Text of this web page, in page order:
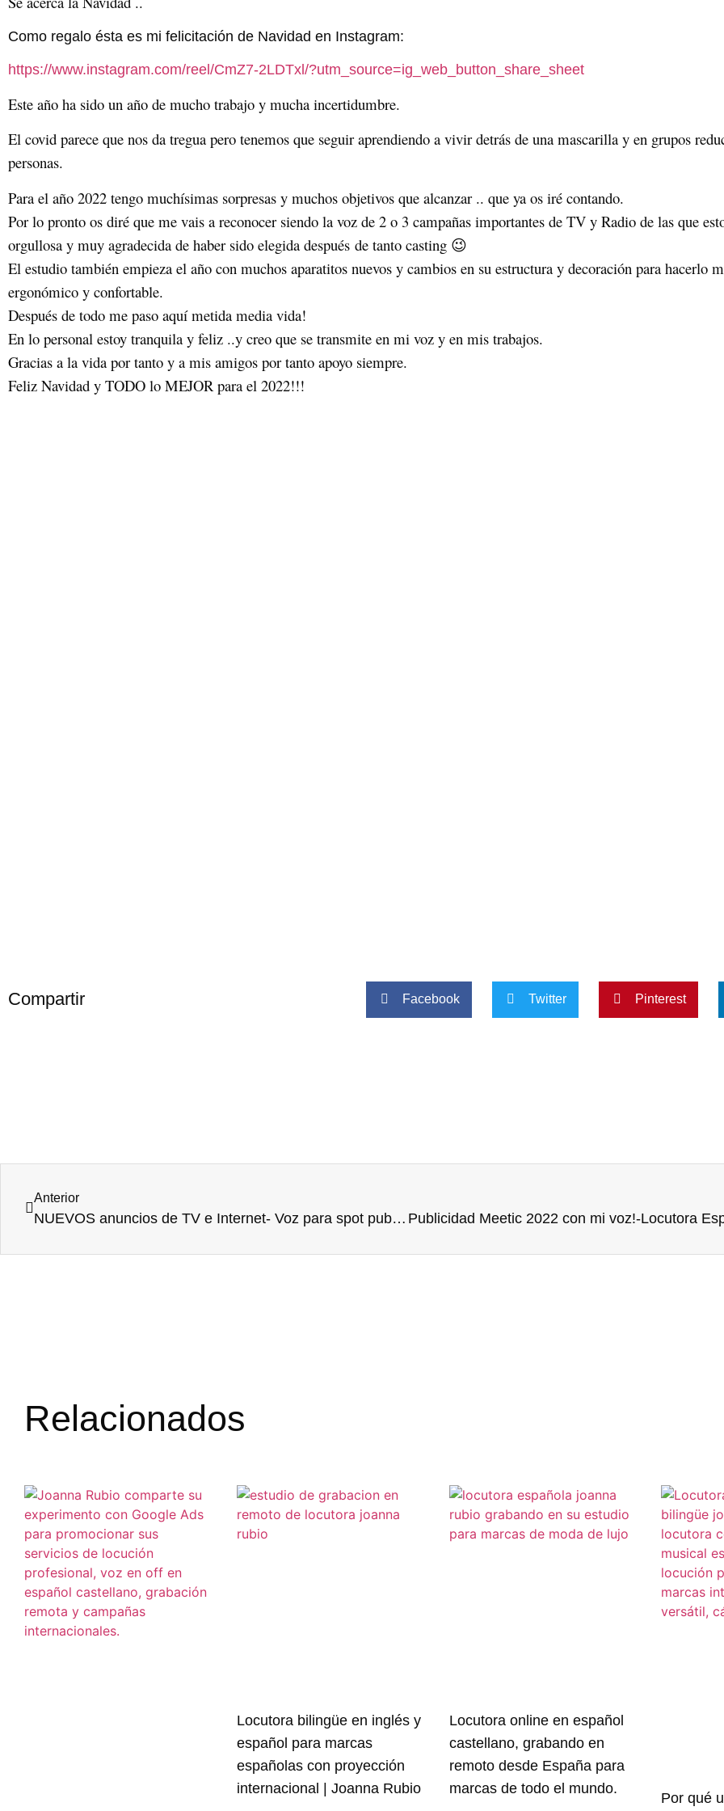
Como regalo ésta es mi felicitación de Navidad en Instagram:
https://www.instagram.com/reel/CmZ7-2LDTxl/?utm_source=ig_web_button_share_sheet
Este año ha sido un año de mucho trabajo y mucha incertidumbre.
El covid parece que nos da tregua pero tenemos que seguir aprendiendo a vivir detrás de una mascarilla y en grupos
personas.
Para el año 2022 tengo muchísimas sorpresas y muchos objetivos que alcanzar .. que ya os iré contando.
Por lo pronto os diré que me vais a reconocer siendo la voz de 2 o 3 campañas importantes de TV y Radio de las que
orgullosa y muy agradecida de haber sido elegida después de tanto casting 😉
El estudio también empieza el año con muchos aparatitos nuevos y cambios en su estructura y decoración para hacerlo
ergonómico y confortable.
Después de todo me paso aquí metida media vida!
En lo personal estoy tranquila y feliz ..y creo que se transmite en mi voz y en mis trabajos.
Gracias a la vida por tanto y a mis amigos por tanto apoyo siempre.
Feliz Navidad y TODO lo MEJOR para el 2022!!!
Compartir Facebook Twitter Pinterest
Anterior
NUEVOS anuncios de TV e Internet- Voz para spot publicitario
Relacionados
Locutora bilingüe en inglés y
español para marcas
españolas con proyección
internacional | Joanna Rubio
Locutora online en español
castellano, grabando en
remoto desde España para
marcas de todo el mundo.
Por qué